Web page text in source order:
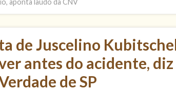
de Juscelino
antes do acidente,
de SP